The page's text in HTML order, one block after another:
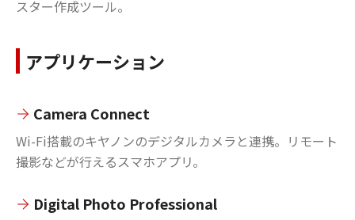
スター作成ツール。
アプリケーション
Camera Connect
Wi-Fi搭載のキヤノンのデジタルカメラと連携。リモート
撮影などが行えるスマホアプリ。
Digital Photo Professional